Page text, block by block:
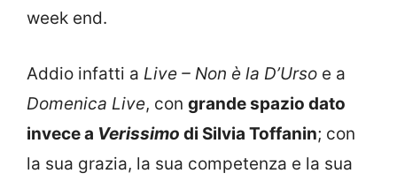
week end.
Addio infatti a Live – Non è la D’Urso e a
Domenica Live, con grande spazio dato
invece a Verissimo di Silvia Toffanin; con
la sua grazia, la sua competenza e la sua